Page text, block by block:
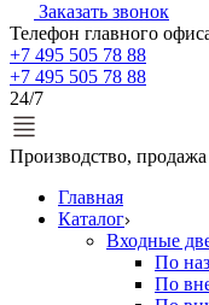
Заказать звонок
Телефон главного
+7 495 505 78 88
+7 495 505 78 88
24/7
Производство,
Главная
Каталог
Входные
По
По